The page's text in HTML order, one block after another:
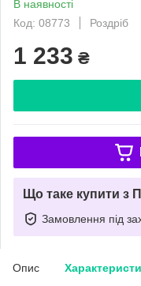
В наявності
Код: 08773
Роздріб
1 233 ₴
Що таке купити з
Замовлення під
Опис